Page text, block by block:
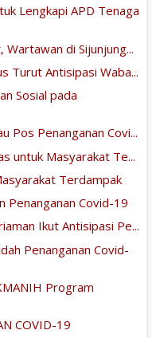
Lengkapi APD Tenaga
di Sijunjung...
Turut Antisipasi Waba...
Sosial pada
Pos Penanganan Covi...
untuk Masyarakat Te...
Terdampak
Penanganan Covid-19
Ikut Antisipasi Pe...
Penanganan Covid-
Program
COVID-19